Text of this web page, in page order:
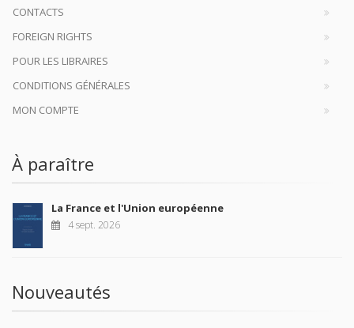
CONTACTS
FOREIGN RIGHTS
POUR LES LIBRAIRES
CONDITIONS GÉNÉRALES
MON COMPTE
À paraître
La France et l'Union européenne
4 sept. 2026
Nouveautés